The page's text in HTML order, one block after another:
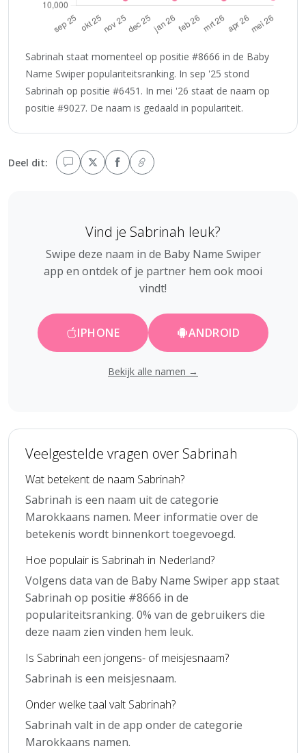
Sabrinah staat momenteel op positie #8666 in de Baby
Name Swiper populariteitsranking. In sep '25 stond
Sabrinah op positie #6451. In mei '26 staat de naam op
positie #9027. De naam is gedaald in populariteit.
Deel dit:
Vind je Sabrinah leuk?
Swipe deze naam in de Baby Name Swiper
app en ontdek of je partner hem ook mooi
vindt!
IPHONE ANDROID
Bekijk alle namen →
Veelgestelde vragen over Sabrinah
Wat betekent de naam Sabrinah?
Sabrinah is een naam uit de categorie
Marokkaans namen. Meer informatie over de
betekenis wordt binnenkort toegevoegd.
Hoe populair is Sabrinah in Nederland?
Volgens data van de Baby Name Swiper app staat
Sabrinah op positie #8666 in de
populariteitsranking. 0% van de gebruikers die
deze naam zien vinden hem leuk.
Is Sabrinah een jongens- of meisjesnaam?
Sabrinah is een meisjesnaam.
Onder welke taal valt Sabrinah?
Sabrinah valt in de app onder de categorie
Marokkaans namen.